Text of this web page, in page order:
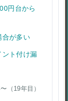
円台から
合が多い
ント付け漏
（19年目）